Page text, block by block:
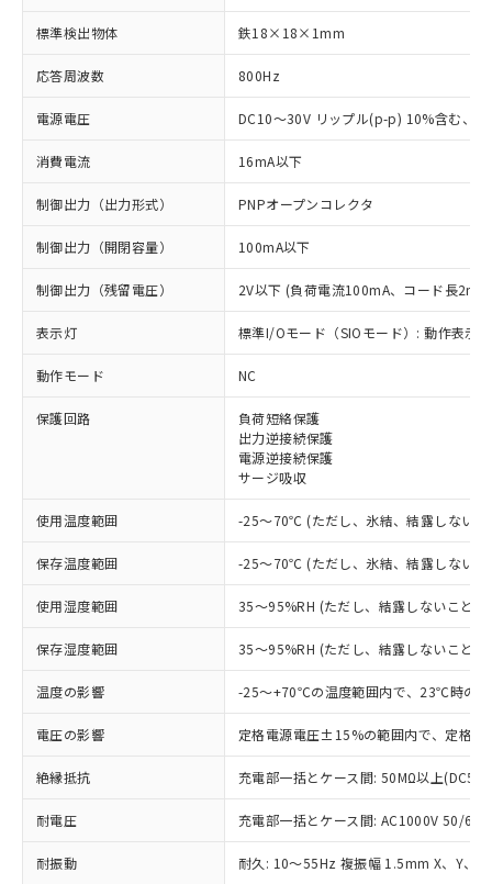
標準検出物体 鉄18×18×1mm
応答周波数 800Hz
電源電圧 DC10～30V リップル(p-p) 10%含む、
消費電流 16mA以下
制御出力（出力形式） PNPオープンコレクタ
制御出力（開閉容量） 100mA以下
制御出力（残留電圧） 2V以下 (負荷電流100mA、コード長2m
表示灯 標準I/Oモード（SIOモード）: 動作表示
動作モード NC
保護回路
負荷短絡保護
出力逆接続保護
電源逆接続保護
サージ吸収
使用温度範囲 -25～70℃ (ただし、氷結、結露しないこ
保存温度範囲 -25～70℃ (ただし、氷結、結露しないこ
使用湿度範囲 35～95%RH (ただし、結露しないこと)
保存湿度範囲 35～95%RH (ただし、結露しないこと)
温度の影響 -25～+70℃の温度範囲内で、23℃時の
電圧の影響 定格電源電圧±15%の範囲内で、定格
絶縁抵抗 充電部一括とケース間: 50MΩ以上
耐電圧 充電部一括とケース間: AC1000V 50/
耐振動 耐久: 10～55Hz 複振幅 1.5mm X、Y、Z
ご利用条件
ご利用ください。
本サービスは、当社制御機器事業取扱
商品の当社在庫状況および標準価格
(税抜)を提供させていただくもので
本サービスの対象外となる商品もある
ことをご了承ください。
在庫状況および標準価格照会結果は、
※1 対応状況
対応済み：EU RoHS指令（10物質）の
非含有に対応した製品が提供可能な商品で
す。
有に対応した製品に切り替える予定のある
商品です。
対応予定なし：EU RoHS指令（10物質）の
非含有に非対応の商品で、対応品を出す予
調査・確認中：EU RoHS指令（10物質）の
非含有の対応状況を調査中または確認中の
商品です。
非該当品：ライセンス料など無形物で、有
害物質有無と関係のない商品です。
仕入先様の事情により、非含有部品として
いたものが、含有品と判明した場合などや
※1 中国RoHS○×表
「○」：最大均質材料含有率が中国RoHSの
基準値以下であることを示します。
「×」：最大均質材料含有率が中国RoHSの
基準値を超えていることを示します。
「－」：未確認です。当社販売部門へお問
当社は、これら貴社製品のうち、外国
為替および外国貿易法に定める商品